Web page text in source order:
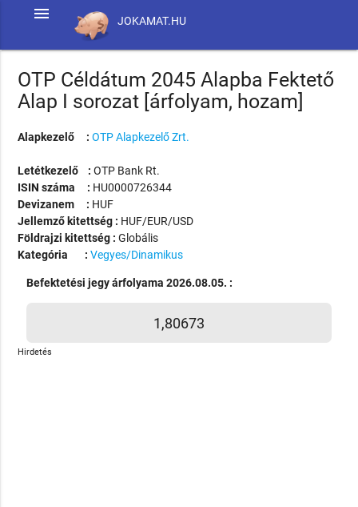
JOKAMAT.HU
menu
OTP Céldátum 2045 Alapba Fektető
Alap I sorozat [árfolyam, hozam]
Alapkezelő : OTP Alapkezelő Zrt.
Letétkezelő : OTP Bank Rt.
ISIN száma : HU0000726344
Devizanem : HUF
Jellemző kitettség : HUF/EUR/USD
Földrajzi kitettség :Globális
Kategória : Vegyes/Dinamikus
Befektetési jegy árfolyama 2026.08.05. :
1,80673
Hirdetés